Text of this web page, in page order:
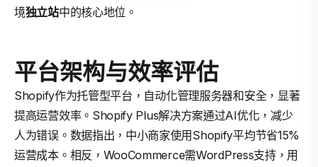
境独立站中的核心地位。
平台架构与效率评估
Shopify作为托管型平台，自动化管理服务器和安全，显著
提高运营效率。Shopify Plus解决方案通过AI优化，减少
人为错误。数据指出，中小商家使用Shopify平均节省15%
运营成本。相反，WooCommerce需WordPress支持，用